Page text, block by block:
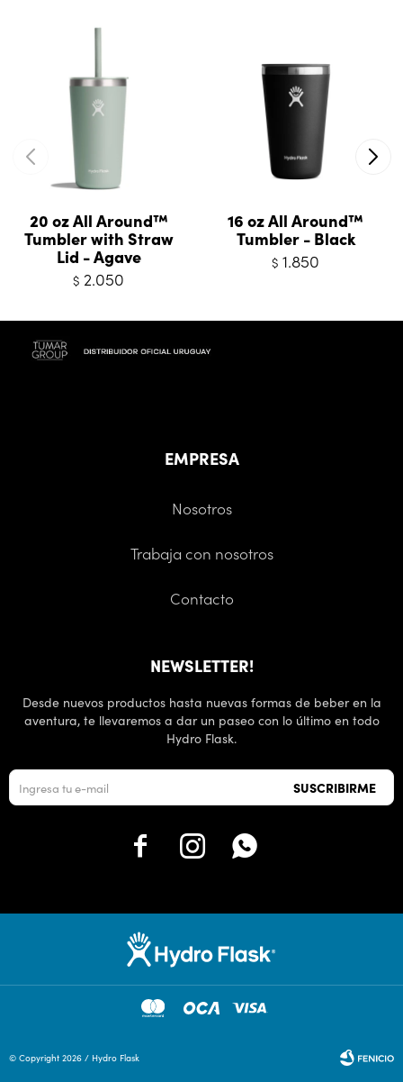
20 oz All Around™
Tumbler with Straw
Lid - Agave
$ 2.050
16 oz All Around™
Tumbler - Black
$ 1.850
EMPRESA
Nosotros
Trabaja con nosotros
Contacto
NEWSLETTER!
Desde nuevos productos hasta nuevas formas de beber en la
aventura, te llevaremos a dar un paseo con lo último en todo
Hydro Flask.
SUSCRIBIRME
  
© Copyright 2026 / Hydro Flask